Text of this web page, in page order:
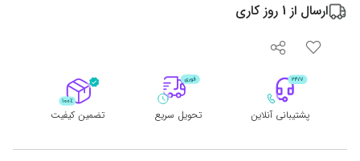
ارسال از 1 روز کاری
پشتیبانی آنلاین تحویل سریع تضمین کیفیت